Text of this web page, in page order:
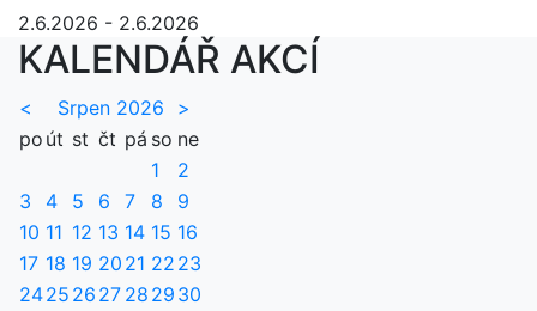
2.6.2026 - 2.6.2026
KALENDÁŘ AKCÍ
< Srpen 2026
>
po út st čt pá so ne
1
2
3
4 5 6 7 8
9
10 11 12 13 14 15 16
17 18 19 20 21 22 23
2425 26 27 28 29 30